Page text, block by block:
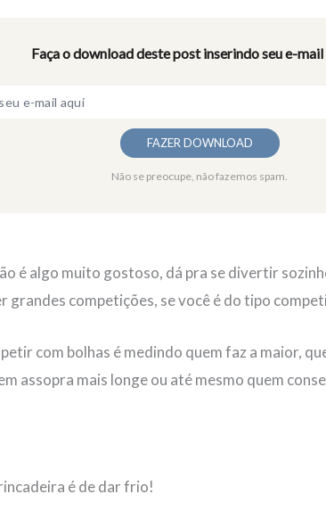
Faça o download deste post inserindo seu e-
Não se preocupe, não fazemos spam.
é algo muito gostoso, dá pra se divertir
grandes competições, se você é do tipo
com bolhas é medindo quem faz a maior,
assopra mais longe ou até mesmo quem
é de dar frio!